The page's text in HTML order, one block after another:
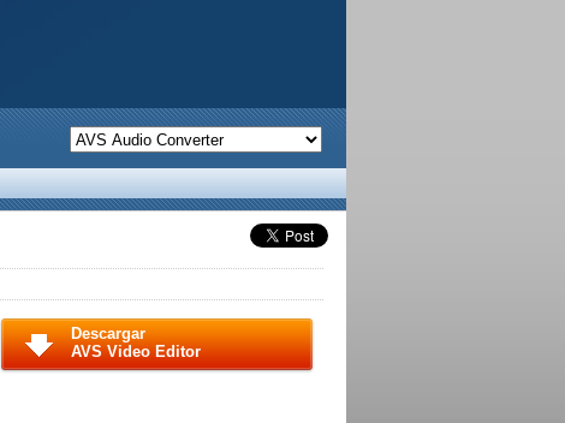
Descargar
AVS Video Editor